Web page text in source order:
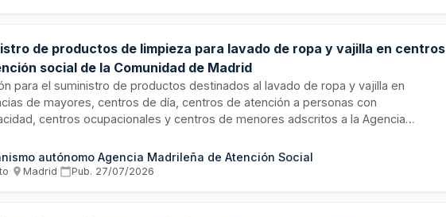
de productos de limpieza para lavado de ropa y vajilla en centros
social de la Comunidad de Madrid
para el suministro de productos destinados al lavado de ropa y vajilla en
de mayores, centros de día, centros de atención a personas con
centros ocupacionales y centros de menores adscritos a la Agencia
implemente un plan de gestión del aprovisionamiento adaptado a las
de almacenamiento y consumo de cada centro, así como un plan de gestión
autónomo Agencia Madrileña de Atención Social
· Madrid· Pub. 27/07/2026